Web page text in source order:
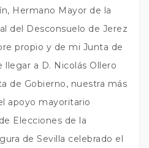
Hermano Mayor de la
del Desconsuelo de Jerez
propio y de mi Junta de
llegar a D. Nicolás Ollero
de Gobierno, nuestra más
apoyo mayoritario
Elecciones de la
de Sevilla celebrado el